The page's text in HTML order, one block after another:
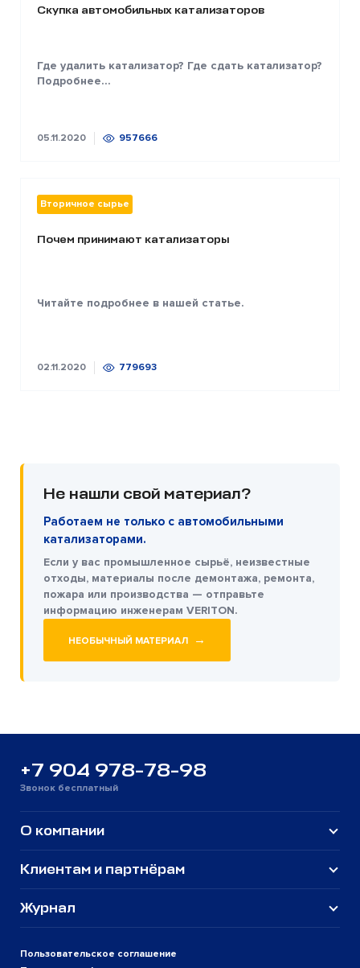
Скупка автомобильных катализаторов
Где удалить катализатор? Где сдать катализатор?
Подробнее...
05.11.2020 957666
Вторичное сырье
Почем принимают катализаторы
Читайте подробнее в нашей статье.
02.11.2020 779693
Не нашли свой материал?
Работаем не только с автомобильными
катализаторами.
Если у вас промышленное сырьё, неизвестные
отходы, материалы после демонтажа, ремонта,
пожара или производства — отправьте
информацию инженерам VERITON.
НЕОБЫЧНЫЙ МАТЕРИАЛ →
+7 904 978-78-98
Звонок бесплатный
Пользовательское соглашение
О компании
Клиентам и партнёрам
Журнал